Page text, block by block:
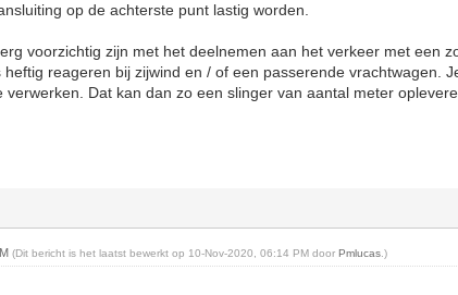
op de achterste punt lastig worden.
voorzichtig zijn met het deelnemen aan het verkeer met een
heftig reageren bij zijwind en / of een passerende vrachtwagen.
verwerken. Dat kan dan zo een slinger van aantal meter
(Dit bericht is het laatst bewerkt op 10-Nov-2020, 06:14 PM doorPmlucas .)